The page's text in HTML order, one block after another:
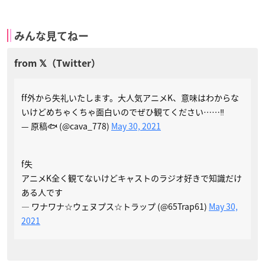
みんな見てねー
ff外から失礼いたします。大人気アニメK、意味はわからな
いけどめちゃくちゃ面白いのでぜひ観てください……‼︎
— 原稿🐟 (@cava_778) May 30, 2021
f失
アニメK全く観てないけどキャストのラジオ好きで知識だけ
ある人です
— ワナワナ☆ウェヌプス☆トラップ (@65Trap61) May 30,
2021